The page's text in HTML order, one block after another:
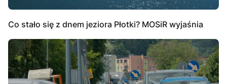
Co stało się z dnem jeziora Płotki? MOSiR wyjaśnia